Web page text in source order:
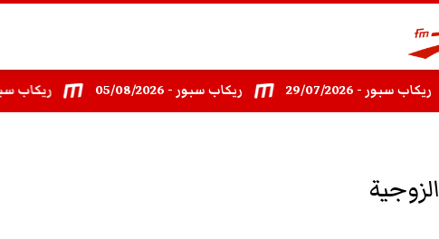
ريكاب سبور - 01/07/2026 ريكاب سبور - 05/08/2026 - 29/07/2026